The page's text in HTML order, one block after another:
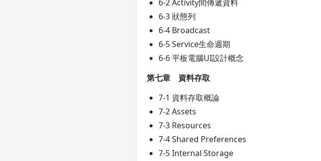
6-2 Activity間傳遞資料
6-3 狀態列
6-4 Broadcast
6-5 Service生命週期
6-6 平板電腦UI設計概念
第七章 資料存取
7-1 資料存取概論
7-2 Assets
7-3 Resources
7-4 Shared Preferences
7-5 Internal Storage